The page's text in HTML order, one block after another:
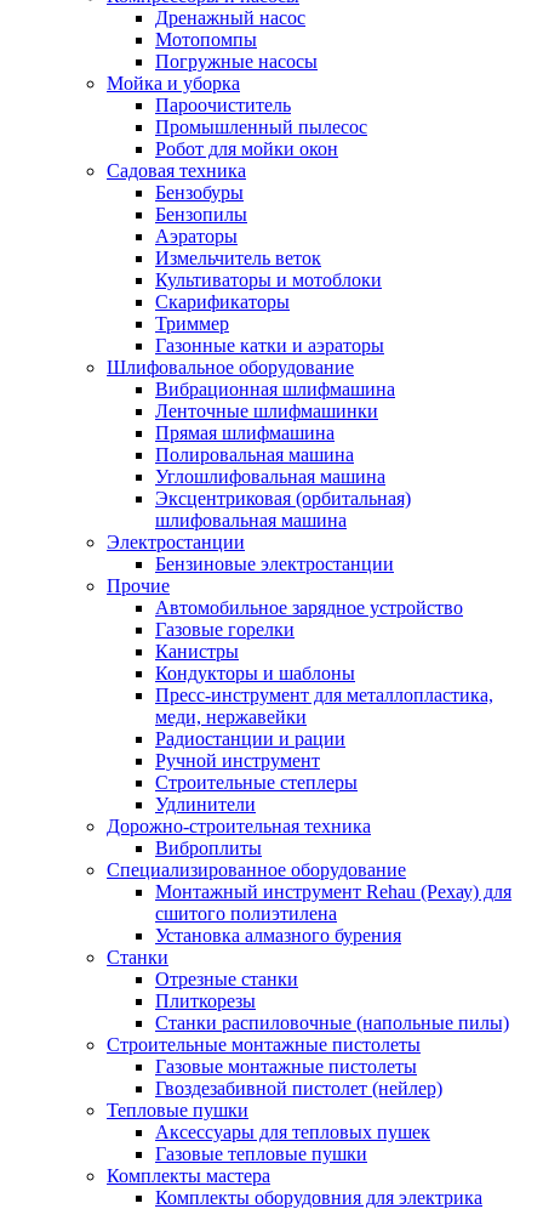
Дренажный насос
Мотопомпы
Погружные насосы
Мойка и уборка
Пароочиститель
Промышленный пылесос
Робот для мойки окон
Садовая техника
Бензобуры
Бензопилы
Аэраторы
Измельчитель веток
Культиваторы и мотоблоки
Скарификаторы
Триммер
Газонные катки и аэраторы
Шлифовальное оборудование
Вибрационная шлифмашина
Ленточные шлифмашинки
Прямая шлифмашина
Полировальная машина
Углошлифовальная машина
Эксцентриковая (орбитальная)
шлифовальная машина
Электростанции
Бензиновые электростанции
Прочие
Автомобильное зарядное устройство
Газовые горелки
Канистры
Кондукторы и шаблоны
Пресс-инструмент для металлопластика,
меди, нержавейки
Радиостанции и рации
Ручной инструмент
Строительные степлеры
Удлинители
Дорожно-строительная техника
Виброплиты
Специализированное оборудование
Монтажный инструмент Rehau (Рехау) для
сшитого полиэтилена
Установка алмазного бурения
Станки
Отрезные станки
Плиткорезы
Станки распиловочные (напольные пилы)
Строительные монтажные пистолеты
Газовые монтажные пистолеты
Гвоздезабивной пистолет (нейлер)
Тепловые пушки
Аксессуары для тепловых пушек
Газовые тепловые пушки
Комплекты мастера
Комплекты оборудовния для электрика